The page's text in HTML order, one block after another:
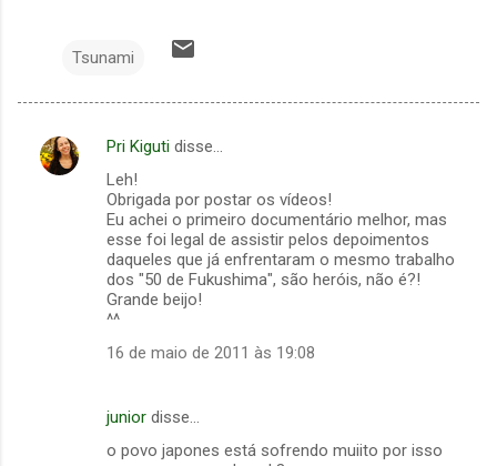
Tsunami
C
Pri Kiguti disse…
Leh!
Obrigada por postar os vídeos!
Eu achei o primeiro documentário melhor, mas
esse foi legal de assistir pelos depoimentos
daqueles que já enfrentaram o mesmo trabalho
dos "50 de Fukushima", são heróis, não é?!
Grande beijo!
^^
16 de maio de 2011 às 19:08
junior disse…
o povo japones está sofrendo muiito por isso